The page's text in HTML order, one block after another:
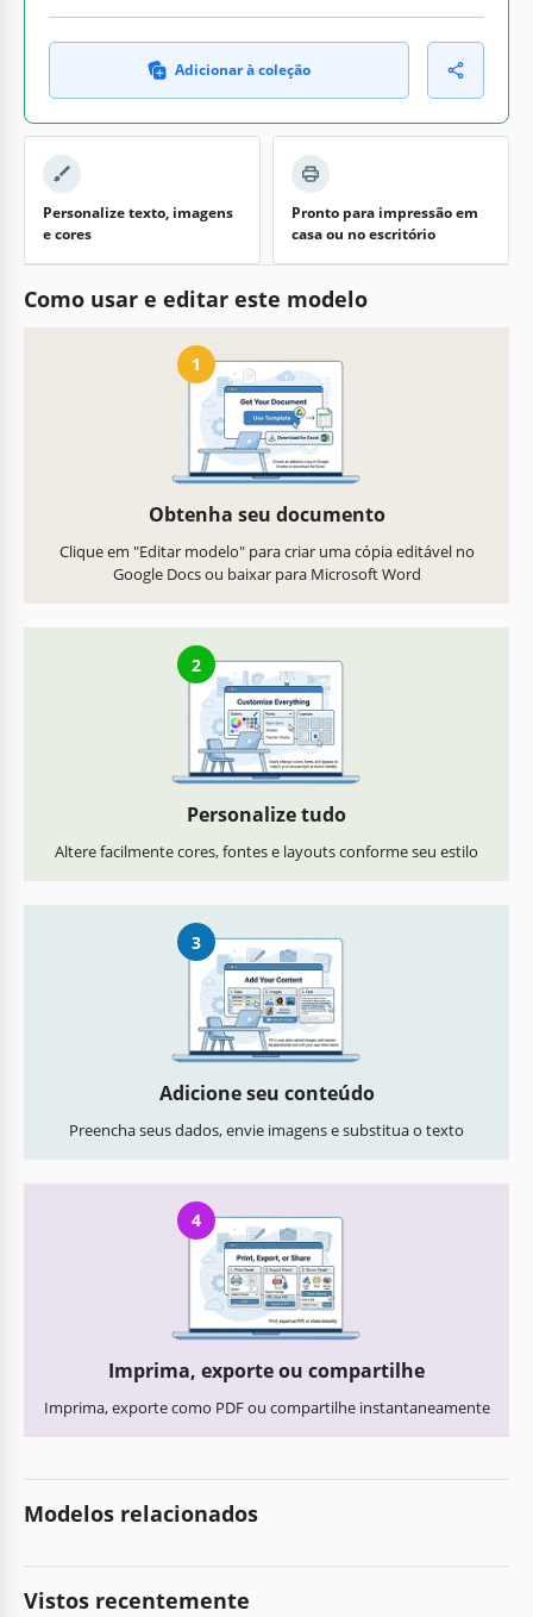
Adicionar à coleção
Personalize texto, imagens
e cores
Pronto para impressão em
casa ou no escritório
Como usar e editar este modelo
1
Obtenha seu documento
Clique em "Editar modelo" para criar uma cópia editável no
Google Docs ou baixar para Microsoft Word
2
Personalize tudo
Altere facilmente cores, fontes e layouts conforme seu estilo
3
Adicione seu conteúdo
Preencha seus dados, envie imagens e substitua o texto
4
Imprima, exporte ou compartilhe
Imprima, exporte como PDF ou compartilhe instantaneamente
Modelos relacionados
Vistos recentemente